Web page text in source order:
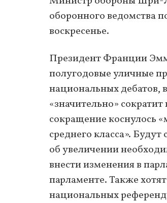
оборонного ведомства
воскресенье.
Президент Франции
полугодовые уличные
национальных дебатов,
«значительно»
сокращение коснулось
среднего класса».
об увеличении
внести изменения в
парламенте. Также
национальных